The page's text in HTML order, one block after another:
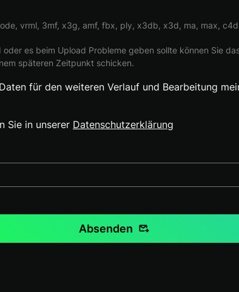
vrml, 3mf, x3g, amf, fbx, ply, x3db, x3d, ma, max,
es beim Upload Probleme geben sollte können Sie
späteren Zeitpunkt schicken.
für den weiteren Verlauf und Bearbeitung
Sie in unserer Datenschutzerklärung
Absenden